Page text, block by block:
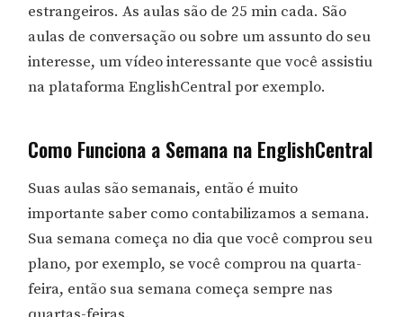
estrangeiros. As aulas são de 25 min cada. São
aulas de conversação ou sobre um assunto do seu
interesse, um vídeo interessante que você assistiu
na plataforma EnglishCentral por exemplo.
Como Funciona a Semana na EnglishCentral
Suas aulas são semanais, então é muito
importante saber como contabilizamos a semana.
Sua semana começa no dia que você comprou seu
plano, por exemplo, se você comprou na quarta-
feira, então sua semana começa sempre nas